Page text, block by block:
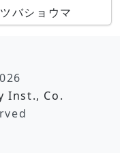
バショウマ
Inst., Co.